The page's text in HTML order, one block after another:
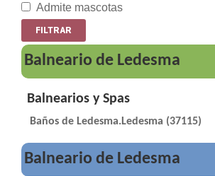
Admite mascotas
Balneario de Ledesma
Balnearios y Spas
Baños de Ledesma.Ledesma (37115)
Balneario de Ledesma